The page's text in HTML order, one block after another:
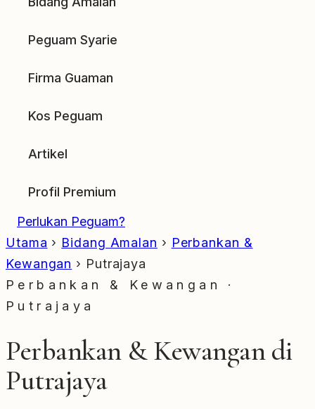
Peguam Syarie
Firma Guaman
Kos Peguam
Artikel
Profil Premium
Perlukan Peguam?
Utama › Bidang Amalan › Perbankan &
Kewangan › Putrajaya
Perbankan & Kewangan ·
Putrajaya
Perbankan & Kewangan di
Putrajaya